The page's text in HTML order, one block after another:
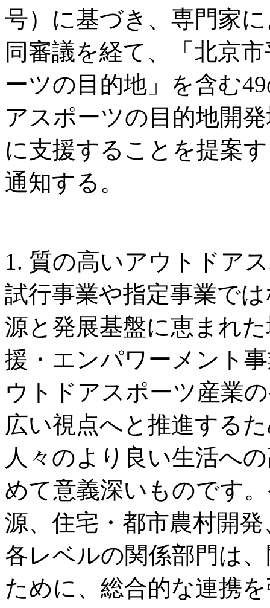
号）に基づき、専門家
同審議を経て、「北京
ーツの目的地」を含む
アスポーツの目的地開
に支援することを提案
通知する。
1. 質の高いアウトドア
試行事業や指定事業で
源と発展基盤に恵まれ
援・エンパワーメント
ウトドアスポーツ産業
広い視点へと推進する
人々のより良い生活へ
めて意義深いものです
源、住宅・都市農村開
各レベルの関係部門は
ために、総合的な連携